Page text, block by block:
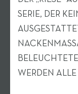
SERIE, DER
WERDEN